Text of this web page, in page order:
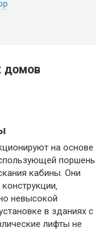
домов
на основе
поршень
кабины. Они
невысокой
в зданиях с
лифты не